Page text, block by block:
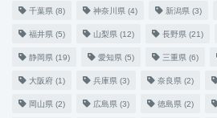
千葉県 (8) 神奈川県 (4) 新潟県 (3)
福井県 (5) 山梨県 (12) 長野県 (21)
静岡県 (19) 愛知県 (5) 三重県 (6)
大阪府 (1) 兵庫県 (3) 奈良県 (2)
岡山県 (2) 広島県 (3) 徳島県 (2)